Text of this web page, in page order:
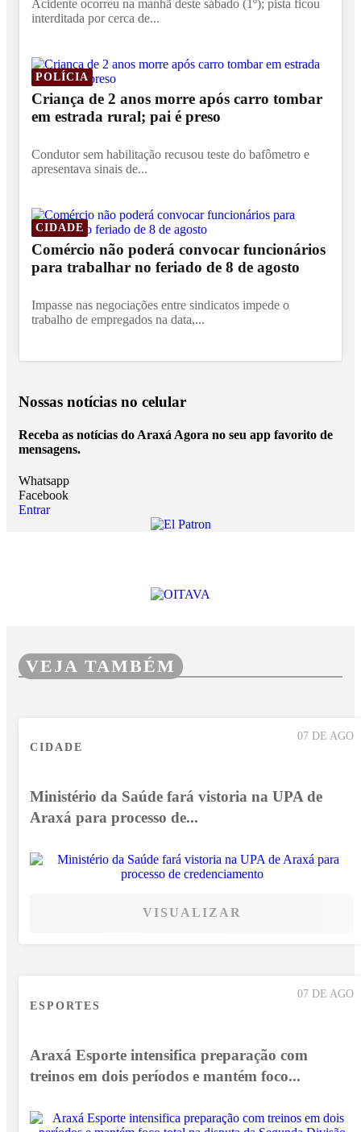
Acidente ocorreu na manhã deste sábado (1º); pista ficou
interditada por cerca de...
POLÍCIA
Criança de 2 anos morre após carro tombar
em estrada rural; pai é preso
Condutor sem habilitação recusou teste do bafômetro e
apresentava sinais de...
CIDADE
Comércio não poderá convocar funcionários
para trabalhar no feriado de 8 de agosto
Impasse nas negociações entre sindicatos impede o
trabalho de empregados na data,...
Nossas notícias no celular
Receba as notícias do Araxá Agora no seu app favorito de
mensagens.
Whatsapp
Facebook
Entrar
VEJA TAMBÉM
07 DE AGO
CIDADE
Ministério da Saúde fará vistoria na UPA de
Araxá para processo de...
VISUALIZAR
07 DE AGO
ESPORTES
Araxá Esporte intensifica preparação com
treinos em dois períodos e mantém foco...